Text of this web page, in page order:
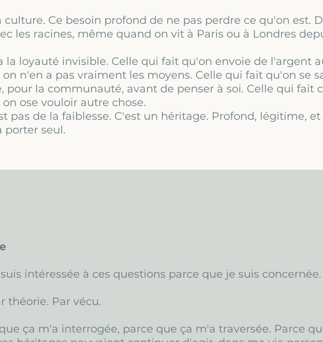
culture. Ce besoin profond de ne pas perdre ce qu'on est.
les racines, même quand on vit à Paris ou à Londres
la loyauté invisible. Celle qui fait qu'on envoie de l'argent
n'en a pas vraiment les moyens. Celle qui fait qu'on se
pour la communauté, avant de penser à soi. Celle qui fait
ose vouloir autre chose.
pas de la faiblesse. C'est un héritage. Profond, légitime,
porter seul.
intéressée à ces questions parce que je suis concernée.
théorie. Par vécu.
ça m'a interrogée, parce que ça m'a traversée. Parce